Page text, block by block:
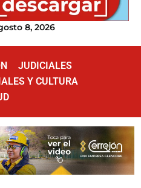
8, 2026
JUDICIALES
Y CULTURA